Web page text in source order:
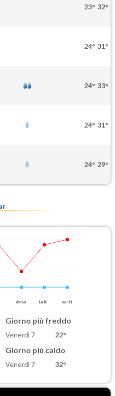
23° 32°
24° 31°
24° 33°
24° 31°
24° 29°
domani lun 10 mar 11
Giorno più freddo
Venerdì 7 22°
Giorno più caldo
Venerdì 7 32°